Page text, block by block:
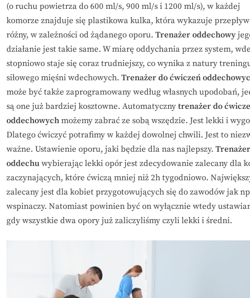
(o ruchu powietrza do 600 ml/s, 900 ml/s i 1200 ml/s), w każdej
komorze znajduje się plastikowa kulka, która wykazuje
różny, w zależności od żądanego oporu. Trenażer oddechowy
działanie jest takie same. W miarę oddychania przez system,
stopniowo staje się coraz trudniejszy, co wynika z natury
siłowego mięśni wdechowych. Trenażer do ćwiczeń
może być także zaprogramowany według własnych upodobań,
są one już bardziej kosztowne. Automatycznytrenażer do
oddechowychmożemy zabrać ze sobą wszędzie. Jest lekki i
Dlatego ćwiczyć potrafimy w każdej dowolnej chwili. Jest to
ważne. Ustawienie oporu, jaki będzie dla nas najlepszy.
oddechuwybierając lekki opór jest zdecydowanie zalecany dla
zaczynających, które ćwiczą mniej niż 2h tygodniowo.
zalecany jest dla kobiet przygotowujących się do zawodów jak np
wspinaczy. Natomiast powinien być on wyłącznie wtedy
gdy wszystkie dwa opory już zaliczyliśmy czyli lekki i średni.